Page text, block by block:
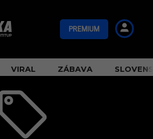
PREMIUM
VIRAL ZÁBAVA